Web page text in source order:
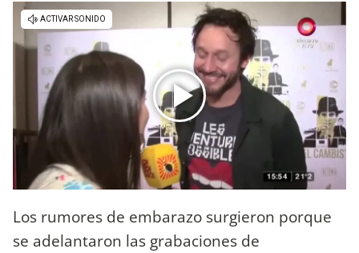
Los rumores de embarazo surgieron porque
se adelantaron las grabaciones de